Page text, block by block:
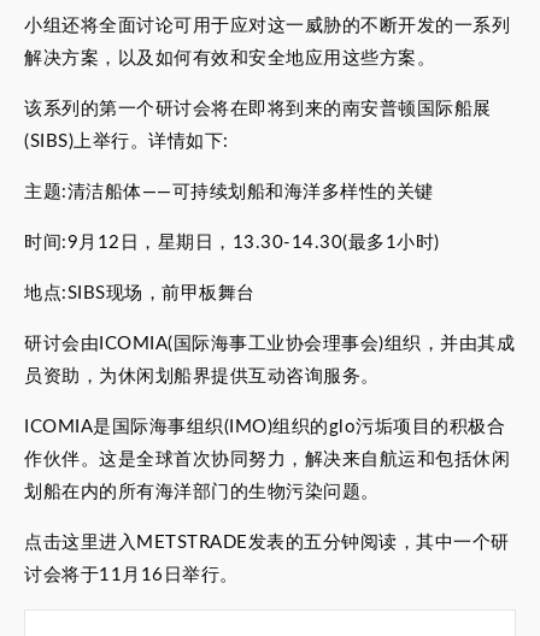
小组还将全面讨论可用于应对这一威胁的不断开发的一系列
解决方案，以及如何有效和安全地应用这些方案。
该系列的第一个研讨会将在即将到来的南安普顿国际船展
(SIBS)上举行。详情如下:
主题:清洁船体——可持续划船和海洋多样性的关键
时间:9月12日，星期日，13.30-14.30(最多1小时)
地点:SIBS现场，前甲板舞台
研讨会由ICOMIA(国际海事工业协会理事会)组织，并由其成
员资助，为休闲划船界提供互动咨询服务。
ICOMIA是国际海事组织(IMO)组织的glo污垢项目的积极合
作伙伴。这是全球首次协同努力，解决来自航运和包括休闲
划船在内的所有海洋部门的生物污染问题。
点击这里进入METSTRADE发表的五分钟阅读，其中一个研
讨会将于11月16日举行。